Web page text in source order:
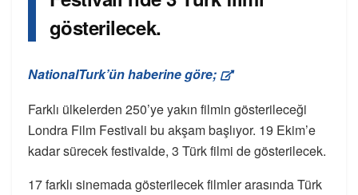
gösterilecek.
NationalTurk’ün haberine göre;
Farklı ülkelerden 250’ye yakın filmin gösterileceği
Londra Film Festivali bu akşam başlıyor. 19 Ekim’e
kadar sürecek festivalde, 3 Türk filmi de gösterilecek.
17 farklı sinemada gösterilecek filmler arasında Türk